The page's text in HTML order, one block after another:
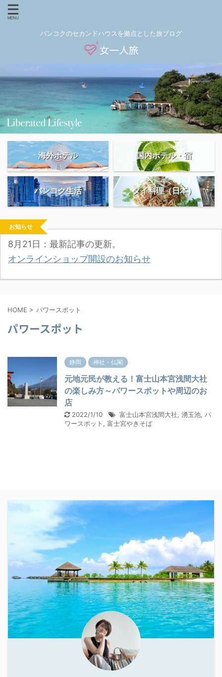
バンコクのセカンドハウスを拠点とした旅ブログ
海外ホテル 国内ホテル・宿
バンコク生活 タイ料理（日本）
お知らせ
8月21日：最新記事の更新。
オンラインショップ開設のお知らせ
HOME > パワースポット
パワースポット
静岡 神社・仏閣
元地元民が教える！富士山本宮浅間大社
の楽しみ方～パワースポットや周辺のお
店
2022/1/10 富士山本宮浅間大社, 湧玉池, パ
ワースポット , 富士宮やきそば